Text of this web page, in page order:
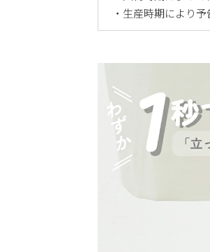
・生産時期により